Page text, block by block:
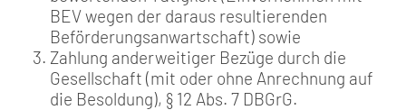
BEV wegen der daraus resultierenden
Beförderungsanwartschaft) sowie
Zahlung anderweitiger Bezüge durch die
Gesellschaft (mit oder ohne Anrechnung auf
die Besoldung), § 12 Abs. 7 DBGrG.